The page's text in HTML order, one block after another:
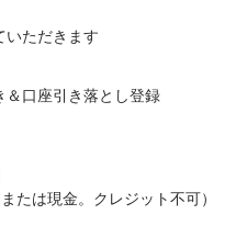
ただきます
口座引き落とし登録
たは現金。クレジット不可）